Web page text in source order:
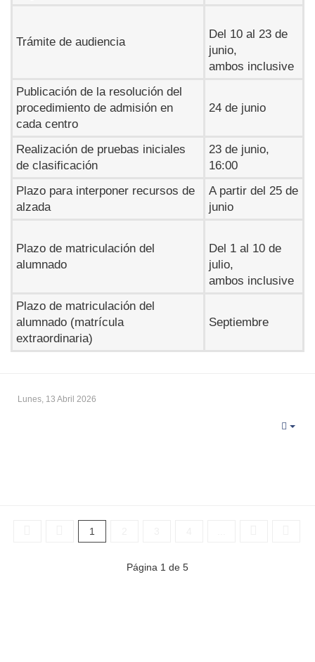
Trámite de audiencia
Del 10 al 23 de
junio,
ambos inclusive
Publicación de la resolución del
procedimiento de admisión en
cada centro
24 de junio
Realización de pruebas iniciales
de clasificación
23 de junio,
16:00
Plazo para interponer recursos de
alzada
A partir del 25 de
junio
Plazo de matriculación del
alumnado
Del 1 al 10 de
julio,
ambos inclusive
Plazo de matriculación del
alumnado (matrícula
extraordinaria)
Septiembre
Lunes, 13 Abril 2026
1
Página 1 de 5